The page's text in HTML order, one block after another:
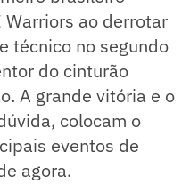
Warriors ao derrotar
técnico no segundo
do cinturão
A grande vitória e o
colocam o
eventos de
agora.